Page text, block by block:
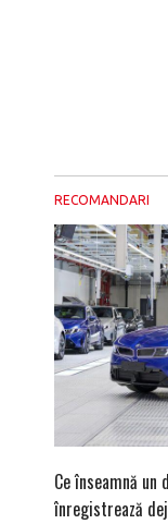
RECOMANDARI
Ce înseamnă
înregistrează